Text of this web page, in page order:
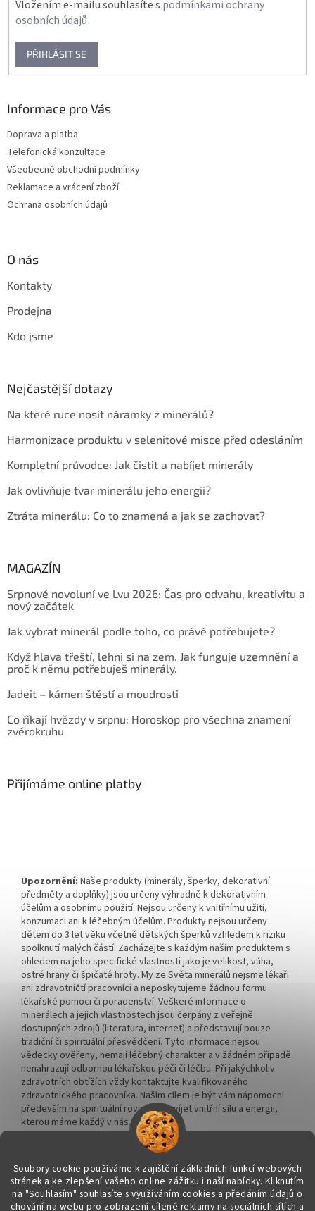
Soubory cookie používáme k zajištění základních funkcí webových
stránek a ke zlepšení vašeho online zážitku i naší nabídky. Kliknutím
na "Souhlasím" souhlasíte s využíváním cookies a předáním údajů o
chování na webu pro zobrazení cílené reklamy na sociálních sítích a
Vložením e-mailu souhlasíte s podmínkami ochrany
osobních údajů
PŘIHLÁSIT SE
Informace pro Vás
Doprava a platba
Telefonická konzultace
Všeobecné obchodní podmínky
Reklamace a vrácení zboží
Ochrana osobních údajů
O nás
Kontakty
Prodejna
Kdo jsme
Nejčastější dotazy
Na které ruce nosit náramky z minerálů?
Harmonizace produktu v selenitové misce před odesláním
Kompletní průvodce: Jak čistit a nabíjet minerály
Jak ovlivňuje tvar minerálu jeho energii?
Ztráta minerálu: Co to znamená a jak se zachovat?
MAGAZÍN
Srpnové novoluní ve Lvu 2026: Čas pro odvahu, kreativitu a
nový začátek
Jak vybrat minerál podle toho, co právě potřebujete?
Když hlava třeští, lehni si na zem. Jak funguje uzemnění a
proč k němu potřebuješ minerály.
Jadeit – kámen štěstí a moudrosti
Co říkají hvězdy v srpnu: Horoskop pro všechna znamení
zvěrokruhu
Přijímáme online platby
Upozornění: Naše produkty (minerály, šperky, dekorativní
předměty a doplňky) jsou určeny výhradně k dekorativním
účelům a osobnímu použití. Nejsou určeny k vnitřnímu užití,
konzumaci ani k léčebným účelům. Produkty nejsou určeny
dětem do 3 let věku včetně dětských šperků vzhledem k riziku
spolknutí malých částí. Zacházejte s každým naším produktem s
ohledem na jeho specifické vlastnosti jako je velikost, váha,
ostré hrany či špičaté hroty. My ze Světa minerálů nejsme lékaři
ani zdravotničtí pracovníci a neposkytujeme žádnou formu
lékařské pomoci či poradenství. Veškeré informace o
minerálech a jejich vlastnostech jsou čerpány z veřejně
dostupných zdrojů (literatura, internet) a představují pouze
tradiční či spirituální přesvědčení. Tyto informace nejsou
vědecky ověřeny, nemají léčebný charakter a v žádném případě
nenahrazují odbornou lékařskou péči či léčbu. Při jakýchkoliv
zdravotních obtížích vždy kontaktujte kvalifikovaného
zdravotnického pracovníka. Naším cílem je být vám nápomocni
především na spirituální rovině a rozvíjet vnitřní sílu a energii,
kterou máme každý v nás.
Vytvořil Shoptet